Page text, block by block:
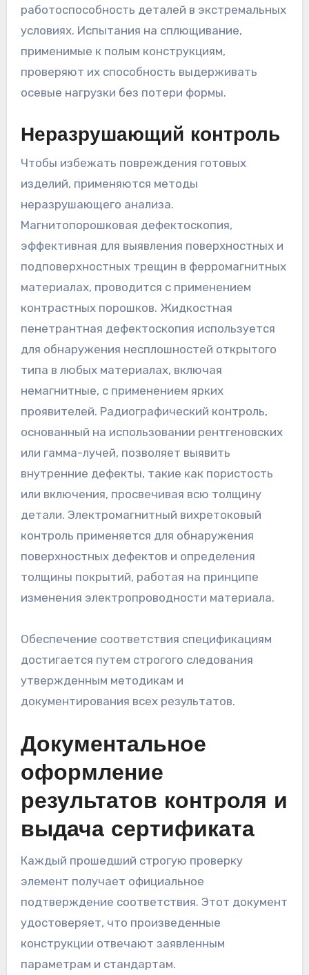
работоспособность деталей в экстремальных
условиях. Испытания на сплющивание,
применимые к полым конструкциям,
проверяют их способность выдерживать
осевые нагрузки без потери формы.
Неразрушающий контроль
Чтобы избежать повреждения готовых
изделий, применяются методы
неразрушающего анализа.
Магнитопорошковая дефектоскопия,
эффективная для выявления поверхностных и
подповерхностных трещин в ферромагнитных
материалах, проводится с применением
контрастных порошков. Жидкостная
пенетрантная дефектоскопия используется
для обнаружения несплошностей открытого
типа в любых материалах, включая
немагнитные, с применением ярких
проявителей. Радиографический контроль,
основанный на использовании рентгеновских
или гамма-лучей, позволяет выявить
внутренние дефекты, такие как пористость
или включения, просвечивая всю толщину
детали. Электромагнитный вихретоковый
контроль применяется для обнаружения
поверхностных дефектов и определения
толщины покрытий, работая на принципе
изменения электропроводности материала.
Обеспечение соответствия спецификациям
достигается путем строгого следования
утвержденным методикам и
документирования всех результатов.
Документальное
оформление
результатов контроля и
выдача сертификата
Каждый прошедший строгую проверку
элемент получает официальное
подтверждение соответствия. Этот документ
удостоверяет, что произведенные
конструкции отвечают заявленным
параметрам и стандартам.